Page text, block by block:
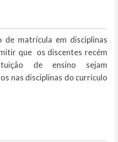
matrícula em disciplinas
que os discentes recém
de ensino sejam
nas disciplinas do currículo